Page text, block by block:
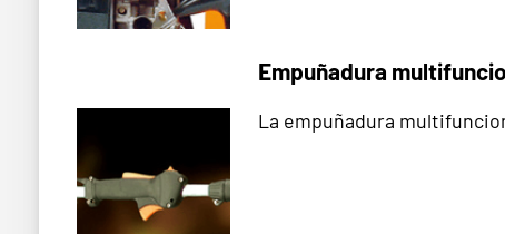
Empuñadura
La empuñadura